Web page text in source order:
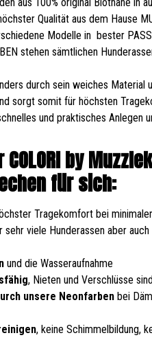
Qualität aus dem Hause
Modelle in bester
stehen sämtlichen
durch sein weiches Material
sorgt somit für höchsten
und praktisches Anlegen
by
für sich:
Tragekomfort bei
sehr viele Hunderassen aber
und die Wasseraufnahme
, Nieten und Verschlüsse
unsere Neonfarben bei
, keine Schimmelbildung,